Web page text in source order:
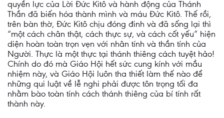
quyền lực của Lời Đức Kitô và hành động của Thánh
Thần đã biến hóa thành mình và máu Đức Kitô. Thế rồi,
trên bàn thờ, Đức Kitô chịu đóng đinh và đã sống lại thì
“một cách chân thật, cách thực sự, và cách cốt yếu” hiện
diện hoàn toàn trọn vẹn với nhân tính và thần tính của
Người. Thực là một thực tại thánh thiêng cách tuyệt hảo!
Chính do đó mà Giáo Hội hết sức cung kính với mầu
nhiệm này, và Giáo Hội luôn tha thiết làm thế nào để
những qui luật về lễ nghi phải được tôn trọng tối đa
nhằm bào toàn tính cách thánh thiêng của bí tính rất
thành này.